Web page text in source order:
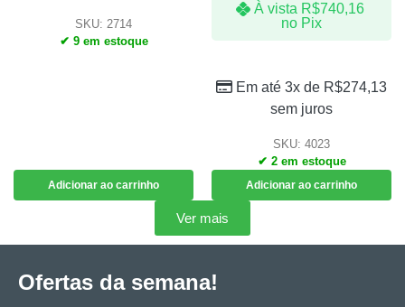
SKU: 2714
✔ 9 em estoque
Adicionar ao carrinho
À vista R$740,16
no Pix
Em até 3x de R$274,13
sem juros
SKU: 4023
✔ 2 em estoque
Adicionar ao carrinho
Ver mais
Ofertas da semana!